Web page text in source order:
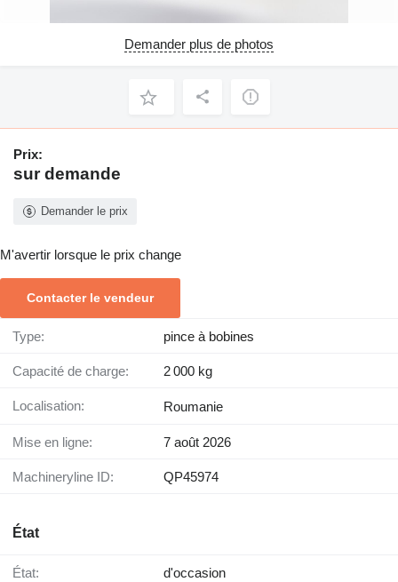
Demander plus de photos
Prix:
sur demande
Demander le prix
M'avertir lorsque le prix change
Contacter le vendeur
Type: pince à bobines
Capacité de charge: 2 000 kg
Localisation: Roumanie
Mise en ligne: 7 août 2026
Machineryline ID: QP45974
État
État: d'occasion